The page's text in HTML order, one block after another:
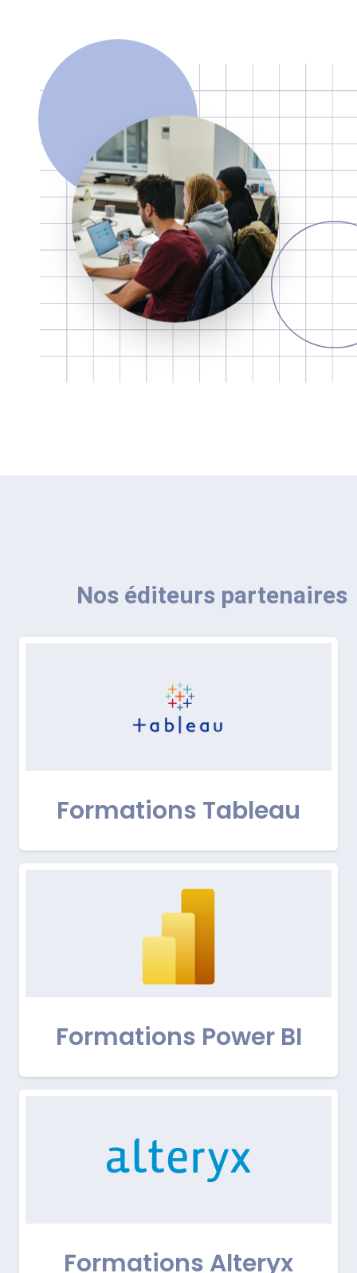
Nos éditeurs partenaires
Formations Tableau
Formations Power BI
Formations Alteryx